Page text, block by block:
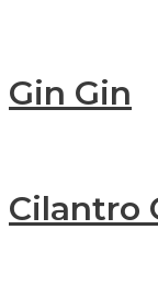
Gin Gin
Cilantro